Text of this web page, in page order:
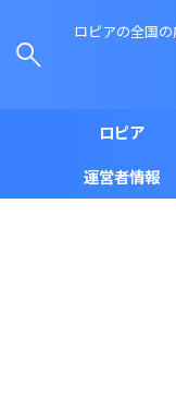
ロピアの全国
ロピア
運営者情報